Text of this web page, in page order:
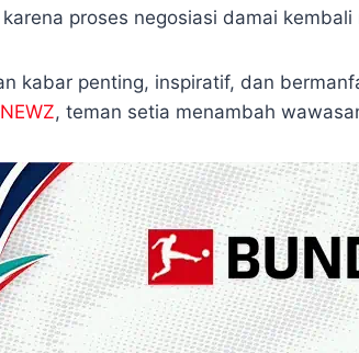
proses negosiasi damai
kabar penting, inspiratif, dan
, teman setia menambah